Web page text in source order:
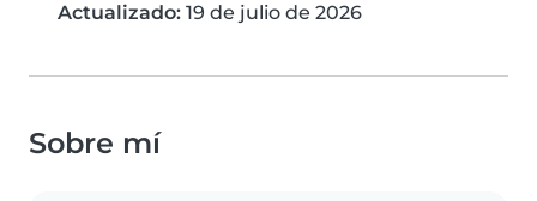
Actualizado: 19 de julio de 2026
Sobre mí